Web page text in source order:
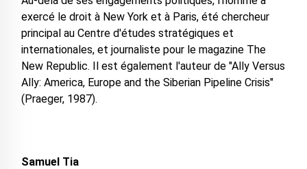
exercé le droit à New York et à Paris, été chercheur
principal au Centre d'études stratégiques et
internationales, et journaliste pour le magazine The
New Republic. Il est également l'auteur de "Ally Versus
Ally: America, Europe and the Siberian Pipeline Crisis"
(Praeger, 1987).
Samuel Tia